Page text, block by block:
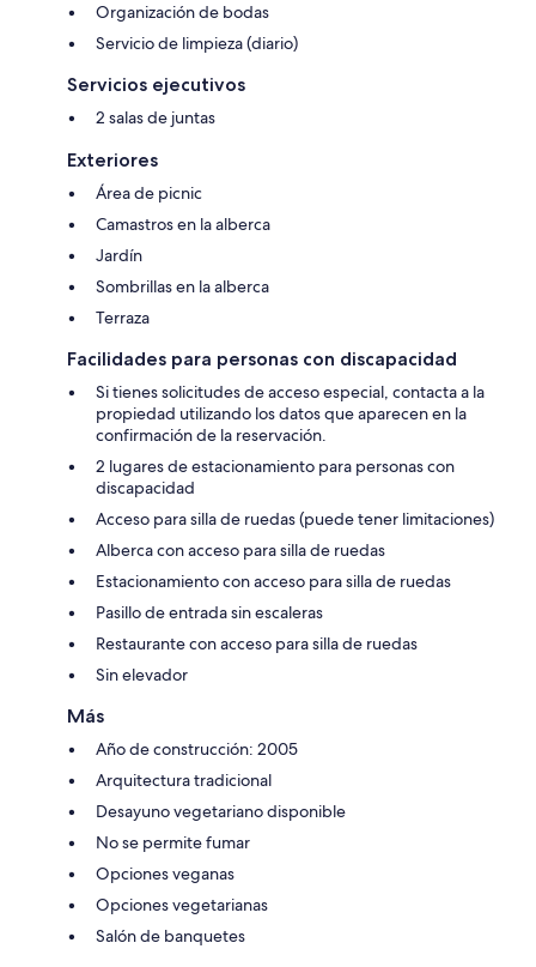
Organización de bodas
Servicio de limpieza (diario)
Servicios ejecutivos
2 salas de juntas
Exteriores
Área de picnic
Camastros en la alberca
Jardín
Sombrillas en la alberca
Terraza
Facilidades para personas con discapacidad
Si tienes solicitudes de acceso especial, contacta a la
propiedad utilizando los datos que aparecen en la
confirmación de la reservación.
2 lugares de estacionamiento para personas con
discapacidad
Acceso para silla de ruedas (puede tener limitaciones)
Alberca con acceso para silla de ruedas
Estacionamiento con acceso para silla de ruedas
Pasillo de entrada sin escaleras
Restaurante con acceso para silla de ruedas
Sin elevador
Más
Año de construcción: 2005
Arquitectura tradicional
Desayuno vegetariano disponible
No se permite fumar
Opciones veganas
Opciones vegetarianas
Salón de banquetes